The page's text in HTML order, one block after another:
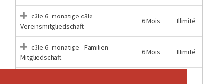
c3le 6- monatige c3le
Vereinsmitgliedschaft
6 Mois Illimité
c3le 6- monatige - Familien -
Mitgliedschaft
6 Mois Illimité